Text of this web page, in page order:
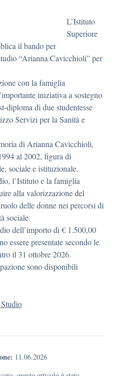
L’Istituto
Superiore
il bando per
“Arianna Cavicchioli” per
con la famiglia
iniziativa a sostegno
diploma di due studentesse
Servizi per la Sanità e
di Arianna Cavicchioli,
al 2002, figura di
sociale e istituzionale.
l’Istituto e la famiglia
alla valorizzazione del
delle donne nei percorsi di
sociale.
dell’importo di € 1.500,00
essere presentate secondo le
il 31 ottobre 2026.
sono disponibili
11.06.2026